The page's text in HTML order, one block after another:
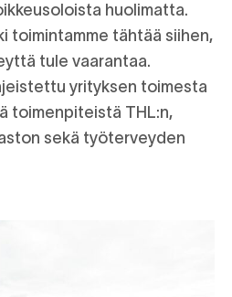
huolimatta.
toimintamme tähtää siihen,
tule vaarantaa.
yrityksen toimesta
toimenpiteistä THL:n,
sekä työterveyden